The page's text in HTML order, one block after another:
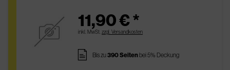
11,90 € *
inkl. MwSt. zzgl. Versandkosten
pages Bis zu390 Seitenbei 5% Deckung